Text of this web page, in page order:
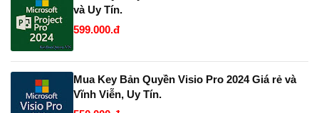
và Uy Tín.
599.000.đ
Mua Key Bản Quyền Visio Pro 2024 Giá rẻ và
Vĩnh Viễn, Uy Tín.